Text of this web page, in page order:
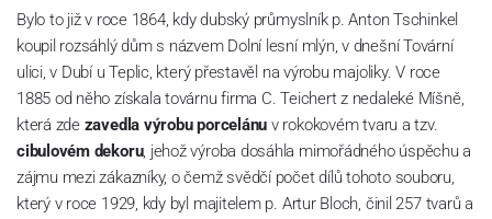
Bylo to již v roce 1864, kdy dubský průmyslník p. Anton Tschinkel
koupil rozsáhlý dům s názvem Dolní lesní mlýn, v dnešní Tovární
ulici, v Dubí u Teplic, který přestavěl na výrobu majoliky. V roce
1885 od něho získala továrnu firma C. Teichert z nedaleké Míšně,
která zdezavedla výrobu porcelánu v rokokovém tvaru a tzv.
cibulovém dekoru, jehož výroba dosáhla mimořádného úspěchu a
zájmu mezi zákazníky, o čemž svědčí počet dílů tohoto souboru,
který v roce 1929, kdy byl majitelem p. Artur Bloch, činil 257 tvarů a